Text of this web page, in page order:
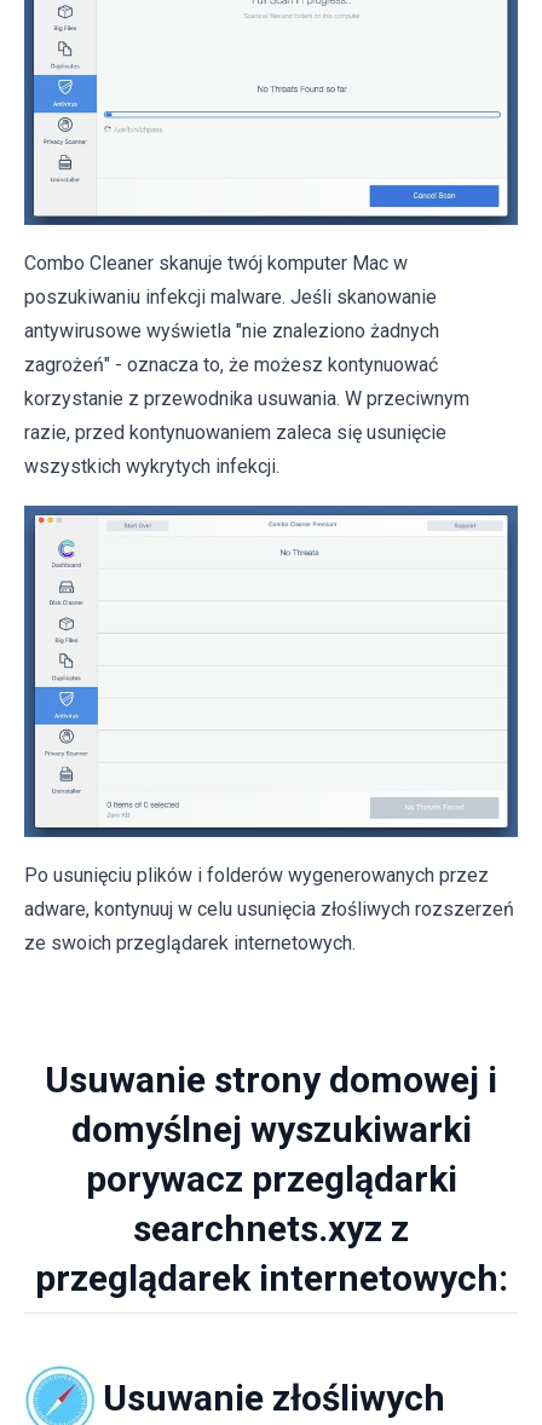
Combo Cleaner skanuje twój komputer Mac w
poszukiwaniu infekcji malware. Jeśli skanowanie
antywirusowe wyświetla "nie znaleziono żadnych
zagrożeń" - oznacza to, że możesz kontynuować
korzystanie z przewodnika usuwania. W przeciwnym
razie, przed kontynuowaniem zaleca się usunięcie
wszystkich wykrytych infekcji.
Po usunięciu plików i folderów wygenerowanych przez
adware, kontynuuj w celu usunięcia złośliwych rozszerzeń
ze swoich przeglądarek internetowych.
Usuwanie strony domowej i
domyślnej wyszukiwarki
porywacz przeglądarki
searchnets.xyz z
przeglądarek internetowych:
Usuwanie złośliwych